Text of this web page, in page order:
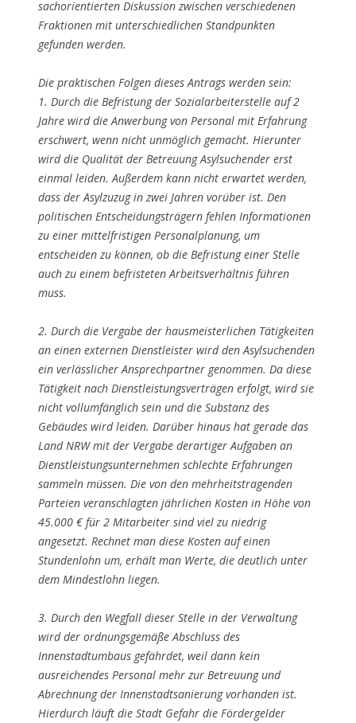
sachorientierten Diskussion zwischen verschiedenen
Fraktionen mit unterschiedlichen Standpunkten
gefunden werden.
Die praktischen Folgen dieses Antrags werden sein:
1. Durch die Befristung der Sozialarbeiterstelle auf 2
Jahre wird die Anwerbung von Personal mit Erfahrung
erschwert, wenn nicht unmöglich gemacht. Hierunter
wird die Qualität der Betreuung Asylsuchender erst
einmal leiden. Außerdem kann nicht erwartet werden,
dass der Asylzuzug in zwei Jahren vorüber ist. Den
politischen Entscheidungsträgern fehlen Informationen
zu einer mittelfristigen Personalplanung, um
entscheiden zu können, ob die Befristung einer Stelle
auch zu einem befristeten Arbeitsverhältnis führen
muss.
2. Durch die Vergabe der hausmeisterlichen Tätigkeiten
an einen externen Dienstleister wird den Asylsuchenden
ein verlässlicher Ansprechpartner genommen. Da diese
Tätigkeit nach Dienstleistungsverträgen erfolgt, wird sie
nicht vollumfänglich sein und die Substanz des
Gebäudes wird leiden. Darüber hinaus hat gerade das
Land NRW mit der Vergabe derartiger Aufgaben an
Dienstleistungsunternehmen schlechte Erfahrungen
sammeln müssen. Die von den mehrheitstragenden
Parteien veranschlagten jährlichen Kosten in Höhe von
45.000 € für 2 Mitarbeiter sind viel zu niedrig
angesetzt. Rechnet man diese Kosten auf einen
Stundenlohn um, erhält man Werte, die deutlich unter
dem Mindestlohn liegen.
3. Durch den Wegfall dieser Stelle in der Verwaltung
wird der ordnungsgemäße Abschluss des
Innenstadtumbaus gefährdet, weil dann kein
ausreichendes Personal mehr zur Betreuung und
Abrechnung der Innenstadtsanierung vorhanden ist.
Hierdurch läuft die Stadt Gefahr die Fördergelder